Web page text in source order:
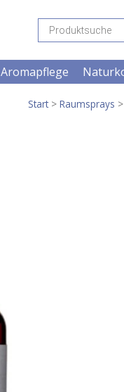
Products
search
Aromapflege
Start > Raumsprays